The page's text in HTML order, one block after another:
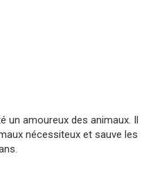
un amoureux des animaux. Il
nécessiteux et sauve les